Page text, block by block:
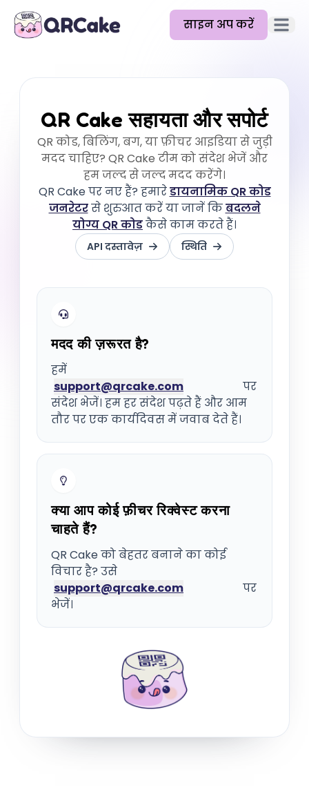
साइन अप करें मुख्य
ब्लॉग
दस्तावेज़
मदद
QR Cake सहायता और सपोर्ट
QR कोड, बिलिंग, बग, या फ़ीचर आइडिया से जुड़ी
मदद चाहिए? QR Cake टीम को संदेश भेजें और
हम जल्द से जल्द मदद करेंगे।
QR Cake पर नए हैं? हमारेडायनामिक QR कोड
जनरेटरसे शुरुआत करें या जानें किबदलने
योग्य QR कोडकैसे काम करते हैं।
API दस्तावेज़ स्थिति
मदद की ज़रूरत है?
हमें
support@qrcake.com
पर
संदेश भेजें। हम हर संदेश पढ़ते हैं और आम
तौर पर एक कार्यदिवस में जवाब देते हैं।
क्या आप कोई फ़ीचर रिक्वेस्ट करना
चाहते हैं?
QR Cake को बेहतर बनाने का कोई
विचार है? उसे
support@qrcake.com
पर
भेजें।